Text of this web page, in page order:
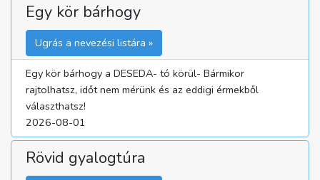
Egy kör bárhogy
Ugrás a nevezési listára »
Egy kör bárhogy a DESEDA- tó körül- Bármikor
rajtolhatsz, időt nem mérünk és az eddigi érmekből
választhatsz!
2026-08-01
Rövid gyalogtúra